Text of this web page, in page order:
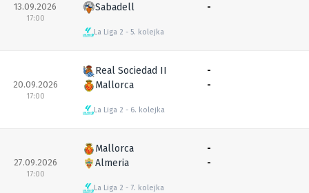
13.09.2026
17:00
Sabadell
La Liga 2 5. kolejka
-
20.09.2026
17:00
Real Sociedad II
Mallorca
La Liga 2 6. kolejka
-
-
27.09.2026
17:00
Mallorca
Almeria
La Liga 2 7. kolejka
-
-